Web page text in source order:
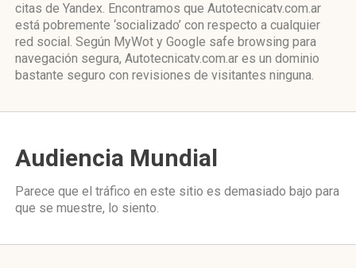
citas de Yandex. Encontramos que Autotecnicatv.com.ar
está pobremente ‘socializado’ con respecto a cualquier
red social. Según MyWot y Google safe browsing para
navegación segura, Autotecnicatv.com.ar es un dominio
bastante seguro con revisiones de visitantes ninguna.
Audiencia Mundial
Parece que el tráfico en este sitio es demasiado bajo para
que se muestre, lo siento.